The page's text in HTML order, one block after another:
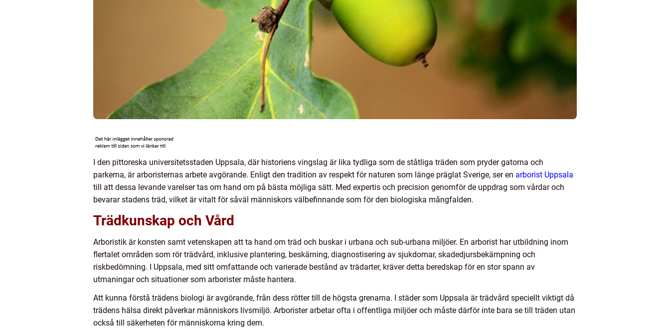
I den pittoreska universitetsstaden Uppsala, där historiens vingslag är lika tydliga som de ståtliga träden som pryder gatorna och
parkerna, är arboristernas arbete avgörande. Enligt den tradition av respekt för naturen som länge präglat Sverige, ser en arborist Uppsala
till att dessa levande varelser tas om hand om på bästa möjliga sätt. Med expertis och precision genomför de uppdrag som vårdar och
bevarar stadens träd, vilket är vitalt för såväl människors välbefinnande som för den biologiska mångfalden.
Trädkunskap och Vård
Arboristik är konsten samt vetenskapen att ta hand om träd och buskar i urbana och sub-urbana miljöer. En arborist har utbildning inom
flertalet områden som rör trädvård, inklusive plantering, beskärning, diagnostisering av sjukdomar, skadedjursbekämpning och
riskbedömning. I Uppsala, med sitt omfattande och varierade bestånd av trädarter, kräver detta beredskap för en stor spann av
utmaningar och situationer som arborister måste hantera.
Att kunna förstå trädens biologi är avgörande, från dess rötter till de högsta grenarna. I städer som Uppsala är trädvård speciellt viktigt då
trädens hälsa direkt påverkar människors livsmiljö. Arborister arbetar ofta i offentliga miljöer och måste därför inte bara se till träden utan
också till säkerheten för människorna kring dem.